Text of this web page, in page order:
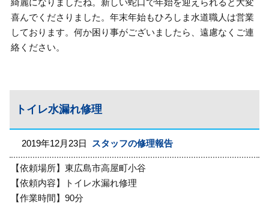
綺麗になりましたね。新しい蛇口で年始を迎えられると大変
喜んでくださりました。年末年始もひろしま水道職人は営業
しております。何か困り事がございましたら、遠慮なくご連
絡ください。
トイレ水漏れ修理
2019年12月23日 スタッフの修理報告
【依頼場所】東広島市高屋町小谷
【依頼内容】トイレ水漏れ修理
【作業時間】90分